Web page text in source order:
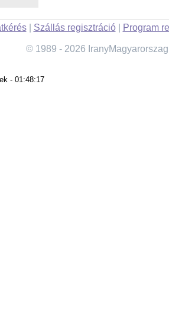
| Szállás regisztráció| Program
© 1989 - 2026
- 01:48:17